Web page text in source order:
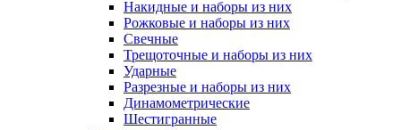
Накидные и наборы из них
Рожковые и наборы из них
Свечные
Трещоточные и наборы из них
Ударные
Разрезные и наборы из них
Динамометрические
Шестигранные